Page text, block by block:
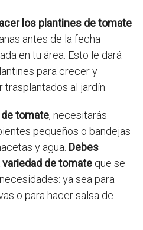
los plantines de tomate
antes de la fecha
en tu área. Esto le dará
para crecer y
al jardín.
tomate, necesitarás
pequeños o bandejas
y agua. Debes
de tomate que se
ya sea para
o para hacer salsa de